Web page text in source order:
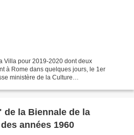
Villa pour 2019-2020 dont deux
à Rome dans quelques jours, le 1er
ministère de la Culture
Medicis-AFR/Promotion-...
de la Biennale de la
années 1960